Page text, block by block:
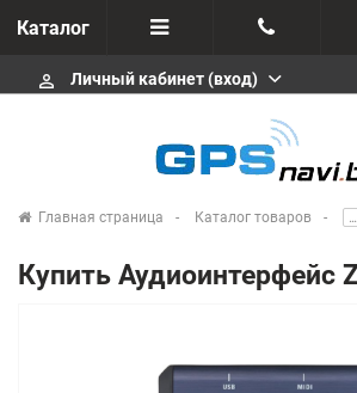
Каталог
Отзывы
+375 291646666
msa333
info@gpsnavi.by
perm_identity Личный кабинет (вход)
Главная страница Каталог товаров
Купить Аудиоинтерфейс